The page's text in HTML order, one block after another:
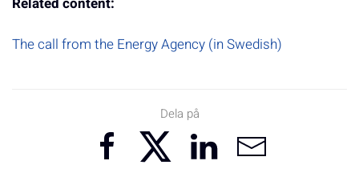
The call from the Energy Agency (in Swedish)
Dela på